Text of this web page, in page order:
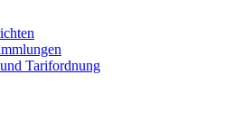
Tarifordnung